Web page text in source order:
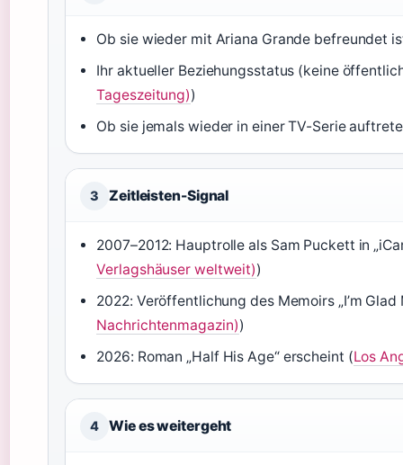
Ob sie wieder mit Ariana Grande befreundet
Ihr aktueller Beziehungsstatus (keine
Tageszeitung))
Ob sie jemals wieder in einer TV-Serie
3 Zeitleisten-Signal
2007–2012: Hauptrolle als Sam Puckett in
Verlagshäuser weltweit))
2022: Veröffentlichung des Memoirs „I’m Glad
Nachrichtenmagazin))
2026: Roman „Half His Age“ erscheint (Los
4 Wie es weitergeht